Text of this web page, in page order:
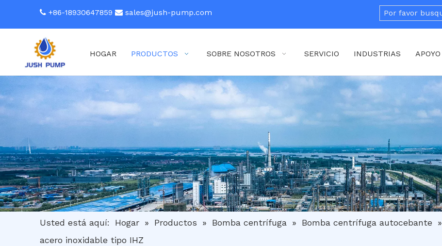
 +86-18930647859  sales@jush-pump.com
HOGAR PRODUCTOS SOBRE NOSOTROS SERVICIO INDUSTRIAS APOYO
Usted está aquí: Hogar » Productos » Bomba centrífuga » Bomba centrífuga autocebante »
acero inoxidable tipo IHZ